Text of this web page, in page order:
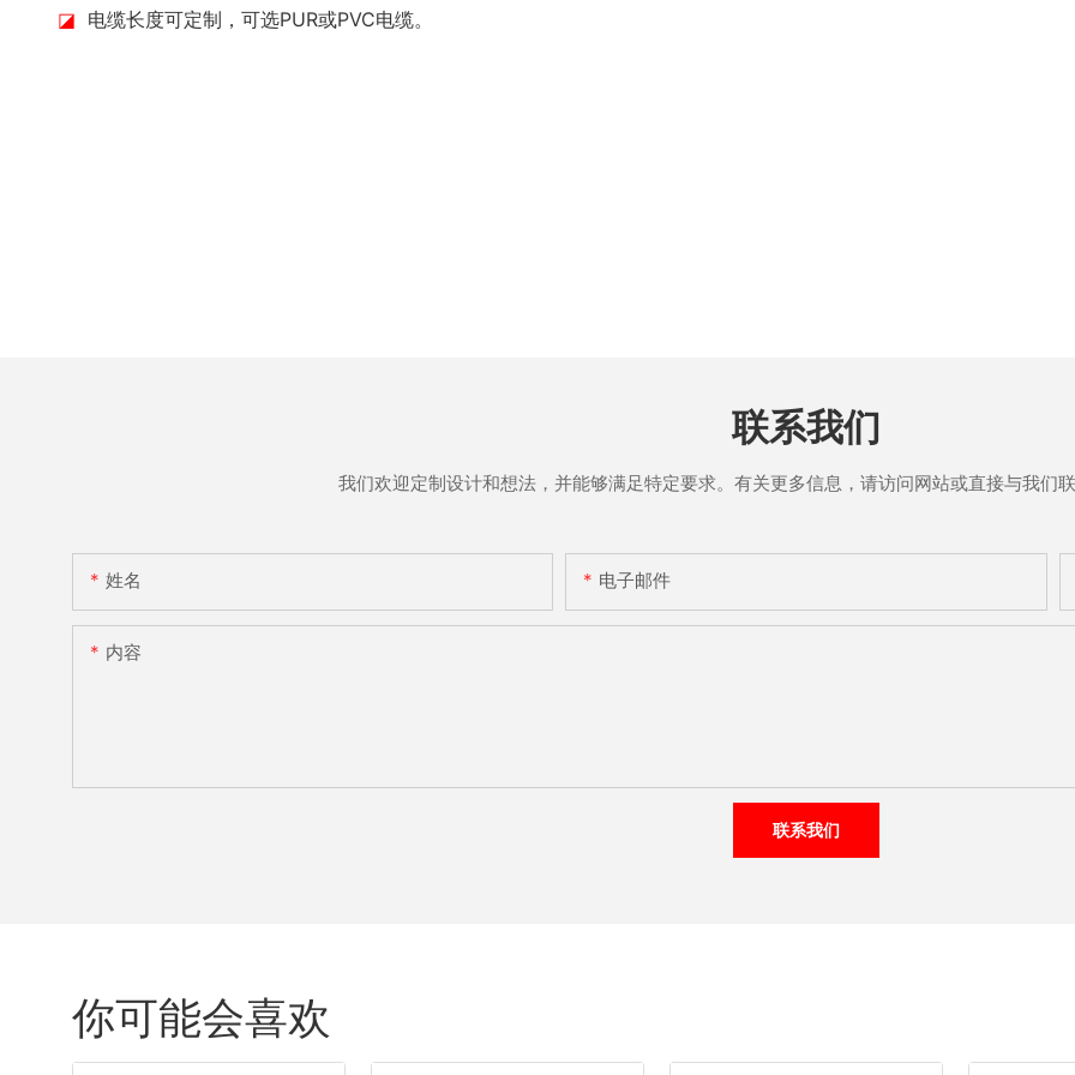
◪ 电缆长度可定制，可选PUR或PVC电缆。
联系我们
我们欢迎定制设计和想法，并能够满足特定要求。有关更多信息，请访问网站或直接与我们
姓名 电子邮件
内容
联系我们
你可能会喜欢